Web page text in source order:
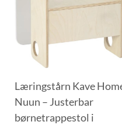
Læringstårn Kave
Nuun – Justerbar
børnetrappestol i